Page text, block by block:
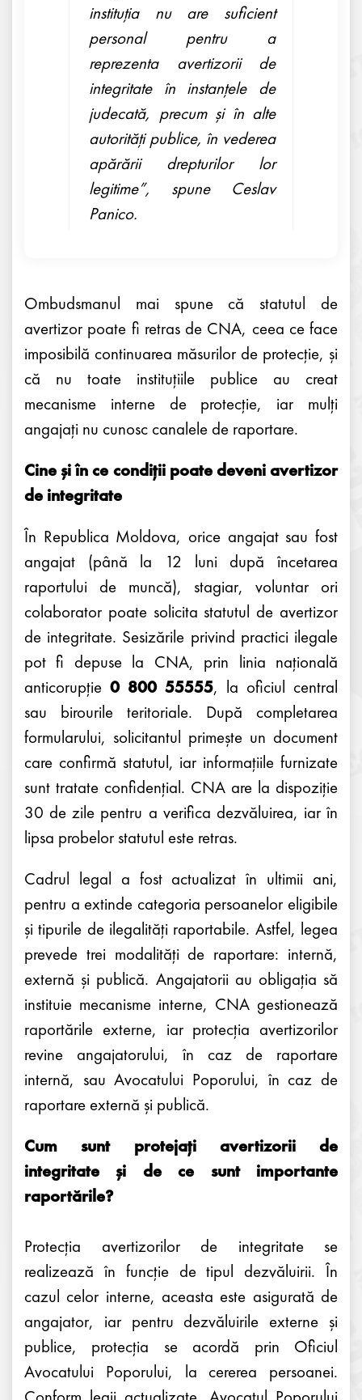
instituția nu are suficient
personal pentru a
reprezenta avertizorii de
integritate în instanțele de
judecată, precum și în alte
autorități publice, în vederea
apărării drepturilor lor
legitime”, spune Ceslav
Panico.
Ombudsmanul mai spune că statutul de
avertizor poate fi retras de CNA, ceea ce face
imposibilă continuarea măsurilor de protecție, și
că nu toate instituțiile publice au creat
mecanisme interne de protecție, iar mulți
angajați nu cunosc canalele de raportare.
Cine și în ce condiții poate deveni avertizor
de integritate
În Republica Moldova, orice angajat sau fost
angajat (până la 12 luni după încetarea
raportului de muncă), stagiar, voluntar ori
colaborator poate solicita statutul de avertizor
de integritate. Sesizările privind practici ilegale
pot fi depuse la CNA, prin linia națională
anticorupție 0 800 55555, la oficiul central
sau birourile teritoriale. După completarea
formularului, solicitantul primește un document
care confirmă statutul, iar informațiile furnizate
sunt tratate confidențial. CNA are la dispoziție
30 de zile pentru a verifica dezvăluirea, iar în
lipsa probelor statutul este retras.
Cadrul legal a fost actualizat în ultimii ani,
pentru a extinde categoria persoanelor eligibile
și tipurile de ilegalități raportabile. Astfel, legea
prevede trei modalități de raportare: internă,
externă și publică. Angajatorii au obligația să
instituie mecanisme interne, CNA gestionează
raportările externe, iar protecția avertizorilor
revine angajatorului, în caz de raportare
internă, sau Avocatului Poporului, în caz de
raportare externă și publică.
Cum sunt protejați avertizorii de
integritate și de ce sunt importante
raportările?
Protecția avertizorilor de integritate se
realizează în funcție de tipul dezvăluirii. În
cazul celor interne, aceasta este asigurată de
angajator, iar pentru dezvăluirile externe și
publice, protecția se acordă prin Oficiul
Avocatului Poporului, la cererea persoanei.